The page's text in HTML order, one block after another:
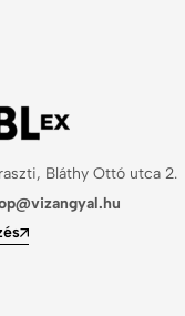
Bláthy Ottó utca 2.